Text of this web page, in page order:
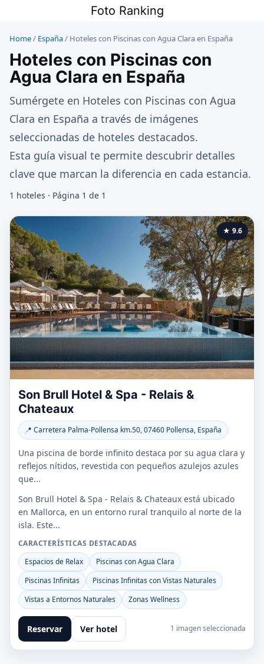
contenido
Foto Ranking
Home/ España/ Hoteles con Piscinas con Agua Clara en España
Hoteles con Piscinas con
Agua Clara en España
Sumérgete en Hoteles con Piscinas con Agua
Clara en España a través de imágenes
seleccionadas de hoteles destacados.
Esta guía visual te permite descubrir detalles
clave que marcan la diferencia en cada estancia.
1 hoteles · Página 1 de 1
★ 9.6
Son Brull Hotel & Spa - Relais &
Chateaux
📍 Carretera Palma-Pollensa km.50, 07460 Pollensa, España
Una piscina de borde infinito destaca por su agua clara y
reflejos nítidos, revestida con pequeños azulejos azules
que...
Son Brull Hotel & Spa - Relais & Chateaux está ubicado
en Mallorca, en un entorno rural tranquilo al norte de la
isla. Este...
CARACTERÍSTICAS DESTACADAS
Espacios de Relax
Piscinas con Agua Clara
Piscinas Infinitas
Piscinas Infinitas con Vistas Naturales
Vistas a Entornos Naturales
Zonas Wellness
Reservar Ver hotel 1 imagen seleccionada